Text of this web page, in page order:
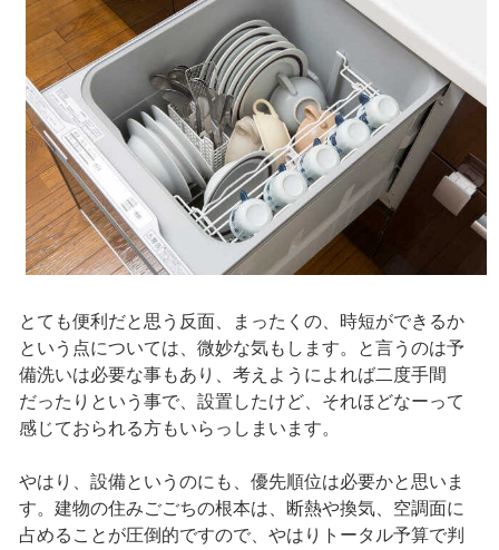
とても便利だと思う反面、まったくの、時短ができるか
という点については、微妙な気もします。と言うのは予
備洗いは必要な事もあり、考えようによれば二度手間
だったりという事で、設置したけど、それほどなーって
感じておられる方もいらっしまいます。
やはり、設備というのにも、優先順位は必要かと思いま
す。建物の住みごごちの根本は、断熱や換気、空調面に
占めることが圧倒的ですので、やはりトータル予算で判